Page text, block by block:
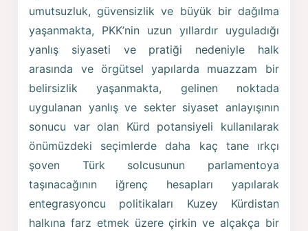
umutsuzluk, güvensizlik ve büyük bir dağılma
yaşanmakta, PKK’nin uzun yıllardır uyguladığı
yanlış siyaseti ve pratiği nedeniyle halk
arasında ve örgütsel yapılarda muazzam bir
belirsizlik yaşanmakta, gelinen noktada
uygulanan yanlış ve sekter siyaset anlayışının
sonucu var olan Kürd potansiyeli kullanılarak
önümüzdeki seçimlerde daha kaç tane ırkçı
şoven Türk solcusunun parlamentoya
taşınacağının iğrenç hesapları yapılarak
entegrasyoncu politikaları Kuzey Kürdistan
halkına farz etmek üzere çirkin ve alçakça bir